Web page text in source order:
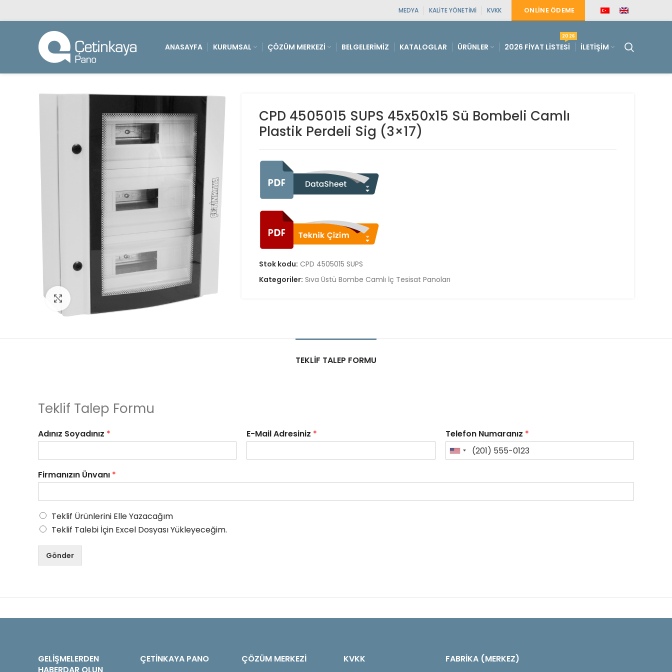
MEDYA KALITE YÖNETIMI KVKK ONLINE ÖDEME
ANASAYFA KURUMSAL ÇÖZÜM MERKEZI BELGELERIMIZ KATALOGLAR ÜRÜNLER 2026 FIYAT LISTESI
2026
İLETIŞIM
Click to enlarge
CPD 4505015 SUPS 45x50x15 Sü Bombeli Camlı
Plastik Perdeli Sig (3×17)
Stok kodu: CPD 4505015 SUPS
Kategoriler: Sıva Üstü Bombe Camlı İç Tesisat Panoları
TEKLIF TALEP FORMU
Teklif Talep Formu
Adınız Soyadınız * E-Mail Adresiniz * Telefon Numaranız *
Firmanızın Ünvanı *
Teklif Ürünlerini Elle Yazacağım
Teklif Talebi İçin Excel Dosyası Yükleyeceğim.
Gönder
GELIŞMELERDEN
ÇETINKAYA PANO ÇÖZÜM MERKEZİ KVKK FABRİKA (MERKEZ)